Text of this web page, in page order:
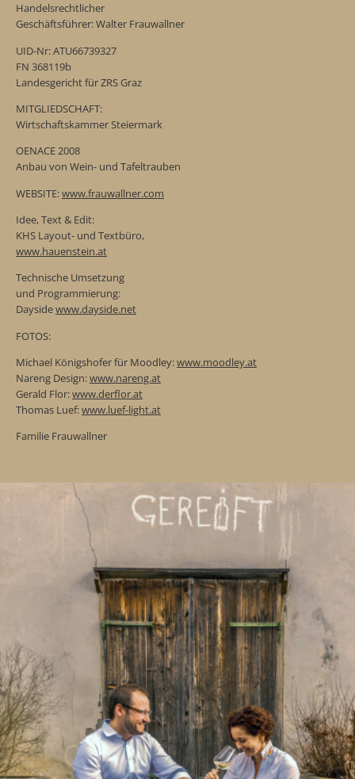
Handelsrechtlicher
Geschäftsführer: Walter Frauwallner
UID-Nr: ATU66739327
FN 368119b
Landesgericht für ZRS Graz
MITGLIEDSCHAFT:
Wirtschaftskammer Steiermark
OENACE 2008
Anbau von Wein- und Tafeltrauben
WEBSITE:www.frauwallner.com
Idee, Text & Edit:
KHS Layout- und Textbüro,
www.hauenstein.at
Technische Umsetzung
und Programmierung:
Daysidewww.dayside.net
FOTOS:
Michael Königshofer für Moodley:www.moodley.at
Nareng Design:www.nareng.at
Gerald Flor:www.derflor.at
Thomas Luef:www.luef-light.at
Familie Frauwallner